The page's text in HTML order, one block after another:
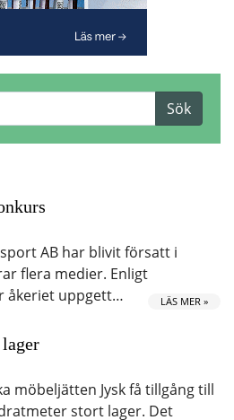
AB har blivit försatt i
flera medier. Enligt
åkeriet uppgett…
LÄS MER »
möbeljätten Jysk få tillgång till
stort lager. Det